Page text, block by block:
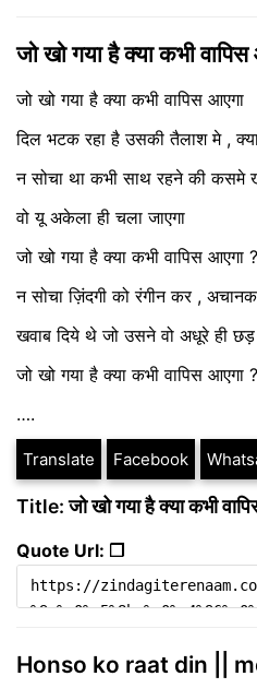
जो खो गया है क्या कभी
जो खो गया है क्या कभी वापिस आएगा
दिल भटक रहा है उसकी तैलाश मे , क्या
न सोचा था कभी साथ रहने की कसमे
वो यू अकेला ही चला जाएगा
जो खो गया है क्या कभी वापिस आएगा ?
न सोचा ज़िंदगी को रंगीन कर ,
खवाब दिये थे जो उसने वो अधूरे ही छड़
जो खो गया है क्या कभी वापिस आएगा ?
….
Translate Facebook
Title: जो खो गया है क्या कभी
Quote Url: ❐
Honso ko raat din ||